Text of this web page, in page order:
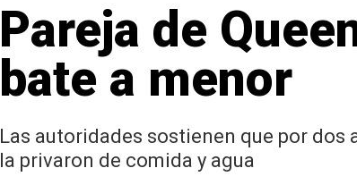
Pareja de
bate a menor
Las autoridades sostienen que por dos
la privaron de comida y agua